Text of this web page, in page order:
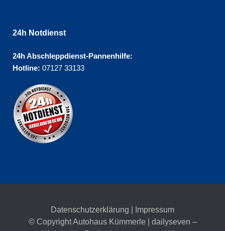
24h Notdienst
24h Abschleppdienst-Pannenhilfe:
Hotline: 07127 33133
Datenschutzerklärung
Impressum
© Copyright Autohaus Kümmerle | dailyseven –